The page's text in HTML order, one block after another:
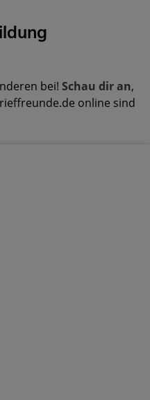
bei! Schau dir an,
online sind